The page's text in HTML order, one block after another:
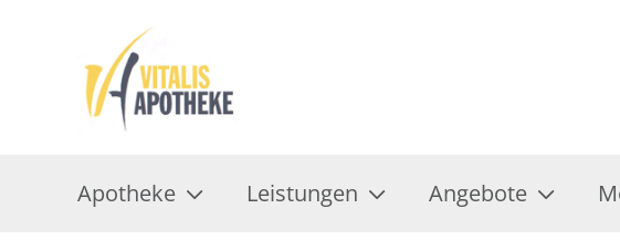
Apotheke Leistungen Angebote